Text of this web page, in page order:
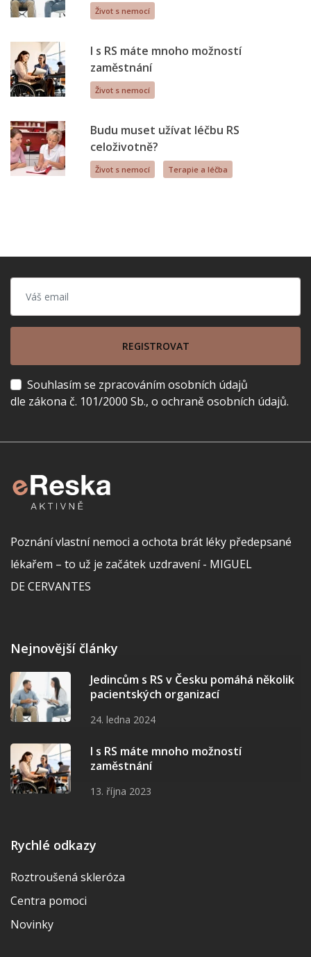
Život s nemocí
I s RS máte mnoho možností
zaměstnání
Život s nemocí
Budu muset užívat léčbu RS
celoživotně?
Život s nemocí Terapie a léčba
REGISTROVAT
Souhlasím se zpracováním osobních údajů
dle zákona č. 101/2000 Sb., o ochraně osobních údajů.
Poznání vlastní nemoci a ochota brát léky předepsané
lékařem – to už je začátek uzdravení - MIGUEL
DE CERVANTES
Nejnovější články
Jedincům s RS v Česku pomáhá několik
pacientských organizací
24. ledna 2024
I s RS máte mnoho možností
zaměstnání
13. října 2023
Rychlé odkazy
Roztroušená skleróza
Centra pomoci
Novinky